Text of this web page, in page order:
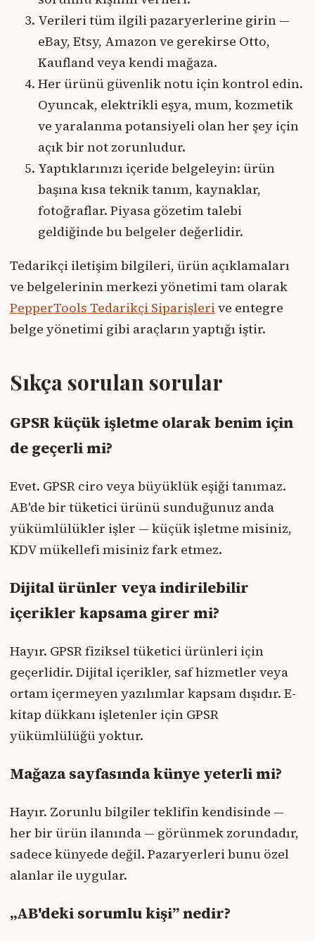
Verileri tüm ilgili pazaryerlerine girin —
eBay, Etsy, Amazon ve gerekirse Otto,
Kaufland veya kendi mağaza.
Her ürünü güvenlik notu için kontrol edin.
Oyuncak, elektrikli eşya, mum, kozmetik
ve yaralanma potansiyeli olan her şey için
açık bir not zorunludur.
Yaptıklarınızı içeride belgeleyin: ürün
başına kısa teknik tanım, kaynaklar,
fotoğraflar. Piyasa gözetim talebi
geldiğinde bu belgeler değerlidir.
Tedarikçi iletişim bilgileri, ürün açıklamaları
ve belgelerinin merkezi yönetimi tam olarak
PepperTools Tedarikçi Siparişlerive entegre
belge yönetimi gibi araçların yaptığı iştir.
Sıkça sorulan sorular
GPSR küçük işletme olarak benim için
de geçerli mi?
Evet. GPSR ciro veya büyüklük eşiği tanımaz.
AB'de bir tüketici ürünü sunduğunuz anda
yükümlülükler işler — küçük işletme misiniz,
KDV mükellefi misiniz fark etmez.
Dijital ürünler veya indirilebilir
içerikler kapsama girer mi?
Hayır. GPSR fiziksel tüketici ürünleri için
geçerlidir. Dijital içerikler, saf hizmetler veya
ortam içermeyen yazılımlar kapsam dışıdır. E-
kitap dükkanı işletenler için GPSR
yükümlülüğü yoktur.
Mağaza sayfasında künye yeterli mi?
Hayır. Zorunlu bilgiler teklifin kendisinde —
her bir ürün ilanında — görünmek zorundadır,
sadece künyede değil. Pazaryerleri bunu özel
alanlar ile uygular.
„AB'deki sorumlu kişi” nedir?